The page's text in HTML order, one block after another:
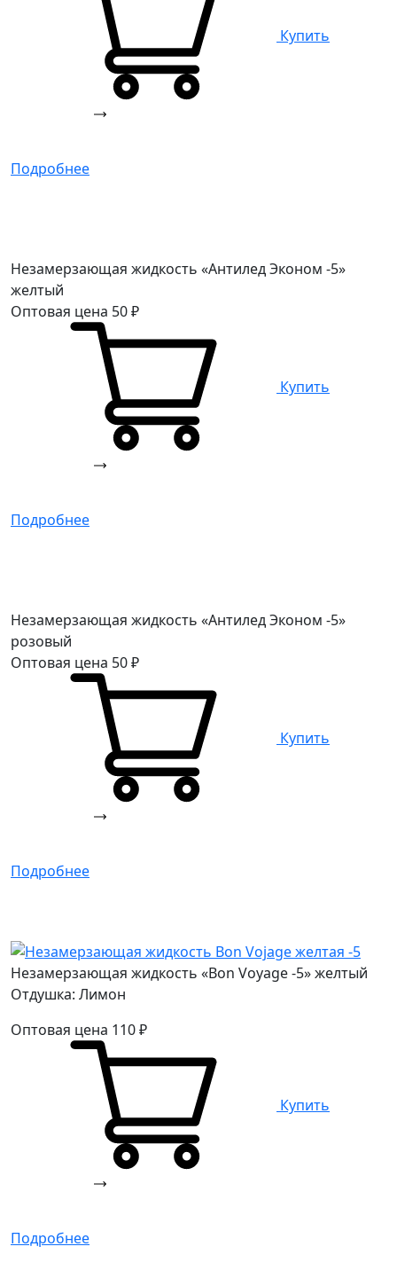
Купить
Подробнее
Незамерзающая жидкость «Антилед Эконом -5»
желтый
Оптовая цена 50₽
Купить
Подробнее
Незамерзающая жидкость «Антилед Эконом -5»
розовый
Оптовая цена 50₽
Купить
Подробнее
Незамерзающая жидкость «Bon Voyage -5» желтый
Отдушка: Лимон
Оптовая цена 110₽
Купить
Подробнее